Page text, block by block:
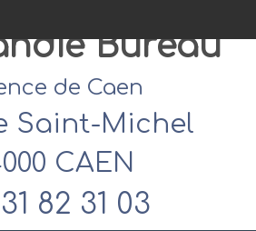
Bureau
de Caen
Saint-Michel
CAEN
82 31 03